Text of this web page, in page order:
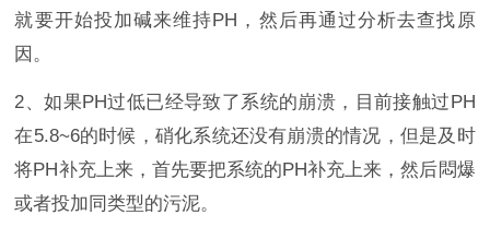
就要开始投加碱来维持PH，然后再通过分析去查找原
因。
2、如果PH过低已经导致了系统的崩溃，目前接触过PH
在5.8~6的时候，硝化系统还没有崩溃的情况，但是及时
将PH补充上来，首先要把系统的PH补充上来，然后悶爆
或者投加同类型的污泥。